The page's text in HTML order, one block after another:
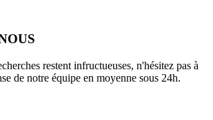
restent infructueuses, n'hésitez pas à
de notre équipe en moyenne sous 24h.